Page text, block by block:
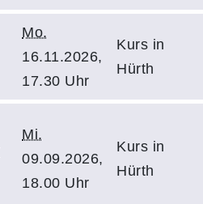
Mo.
16.11.2026,
17.30 Uhr
Kurs in
Hürth
Mi.
09.09.2026,
18.00 Uhr
Kurs in
Hürth